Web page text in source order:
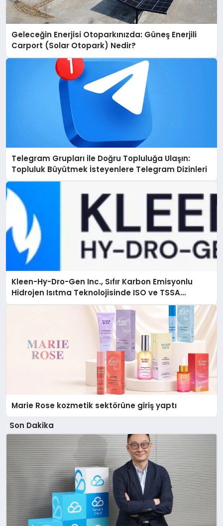
Geleceğin Enerjisi Otoparkınızda: Güneş Enerjili
Carport (Solar Otopark) Nedir?
Telegram Grupları ile Doğru Topluluğa Ulaşın:
Topluluk Büyütmek İsteyenlere Telegram Dizinleri
Kleen-Hy-Dro-Gen Inc., Sıfır Karbon Emisyonlu
Hidrojen Isıtma Teknolojisinde ISO ve TSSA
Düzenleyici Onaylarını Aldı
Marie Rose kozmetik sektörüne giriş yaptı
Son Dakika